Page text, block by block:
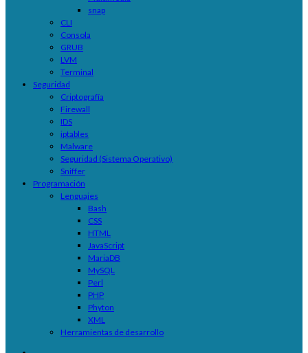
snap
CLI
Consola
GRUB
LVM
Terminal
Seguridad
Criptografía
Firewall
IDS
iptables
Malware
Seguridad (Sistema Operativo)
Sniffer
Programación
Lenguajes
Bash
CSS
HTML
JavaScript
MariaDB
MySQL
Perl
PHP
Phyton
XML
Herramientas de desarrollo